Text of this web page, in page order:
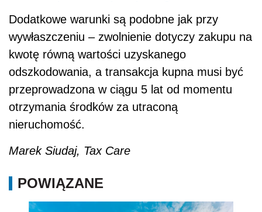
Dodatkowe warunki są podobne jak przy
wywłaszczeniu – zwolnienie dotyczy zakupu na
kwotę równą wartości uzyskanego
odszkodowania, a transakcja kupna musi być
przeprowadzona w ciągu 5 lat od momentu
otrzymania środków za utraconą
nieruchomość.
Marek Siudaj, Tax Care
POWIĄZANE